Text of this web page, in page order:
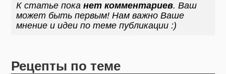
К статье поканет комментариев. Ваш
может быть первым! Нам важно Ваше
мнение и идеи по теме публикации :)
Рецепты по теме